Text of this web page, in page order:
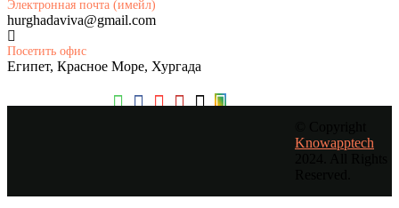
Электронная почта (имейл)
hurghadaviva@gmail.com
Посетить офис
Египет, Красное Море, Хургада
Knowapptech